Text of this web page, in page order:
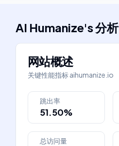
AI Humanize's分析
网站概述
关键性能指标aihumanize.io
跳出率
51.50%
总访问量